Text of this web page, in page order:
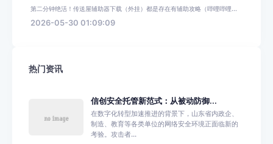
第二分钟绝活！传送屋辅助器下载（外挂）都是存在有辅助攻略（哔哩哔哩...
2026-05-30 01:09:09
热门资讯
信创安全托管新范式：从被动防御...
在数字化转型加速推进的背景下，山东省内政企、
制造、教育等各类单位的网络安全环境正面临新的
考验。攻击者...